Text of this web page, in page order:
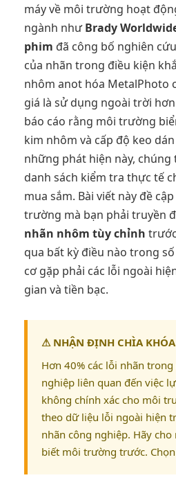
máy về môi trường hoạt
ngành nhưBrady
phim đã công bố nghiên
của nhãn trong điều kiện
nhôm anot hóa MetalPhoto
giá là sử dụng ngoài trời
báo cáo rằng môi trường
kim nhôm và cấp độ keo
những phát hiện này,
danh sách kiểm tra thực tế
mua sắm. Bài viết này đề
trường mà bạn phải truyền
nhãn nhôm tùy chỉnh
qua bất kỳ điều nào trong
cơ gặp phải các lỗi ngoài
gian và tiền bạc.
⚠ NHẬN ĐỊNH CHÌA KHÓA
Hơn 40% các lỗi nhãn
nghiệp liên quan đến việc
không chính xác cho môi
theo dữ liệu lỗi ngoài hiện
nhãn công nghiệp. Hãy cho
biết môi trường trước.